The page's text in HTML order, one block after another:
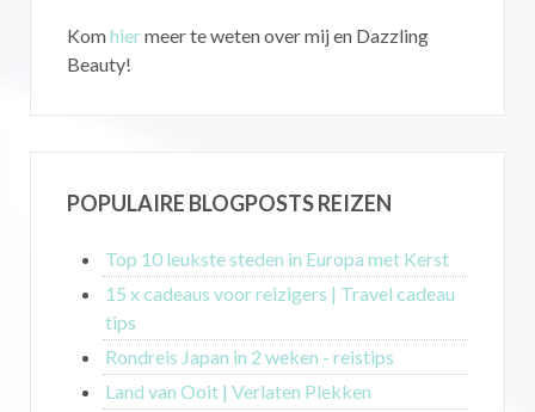
Komhiermeer te weten over mij en Dazzling
Beauty!
POPULAIRE BLOGPOSTS REIZEN
Top 10 leukste steden in Europa met Kerst
15 x cadeaus voor reizigers | Travel cadeau
tips
Rondreis Japan in 2 weken - reistips
Land van Ooit | Verlaten Plekken